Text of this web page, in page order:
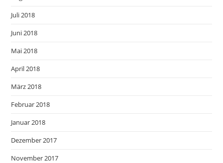
Juli 2018
Juni 2018
Mai 2018
April 2018
März 2018
Februar 2018
Januar 2018
Dezember 2017
November 2017